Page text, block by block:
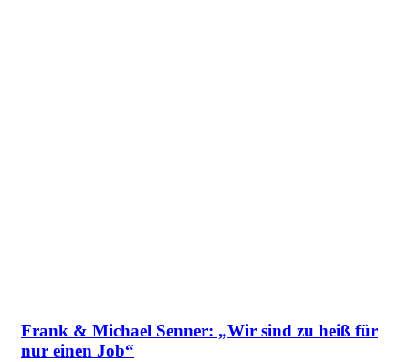
Frank & Michael Senner: „Wir sind zu heiß für
nur einen Job“